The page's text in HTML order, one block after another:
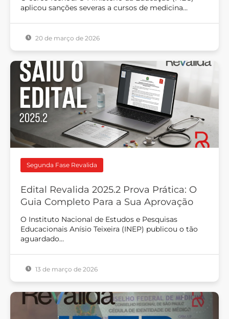
aplicou sanções severas a cursos de medicina…
20 de março de 2026
Segunda Fase Revalida
Edital Revalida 2025.2 Prova Prática: O
Guia Completo Para a Sua Aprovação
O Instituto Nacional de Estudos e Pesquisas
Educacionais Anísio Teixeira (INEP) publicou o tão
aguardado…
13 de março de 2026